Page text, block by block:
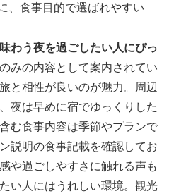
、食事目的で選ばれやすい
わう夜を過ごしたい人にぴっ
みの内容として案内されてい
と相性が良いのが魅力。周辺
夜は早めに宿でゆっくりした
む食事内容は季節やプランで
説明の食事記載を確認してお
や過ごしやすさに触れる声も
い人にはうれしい環境。観光